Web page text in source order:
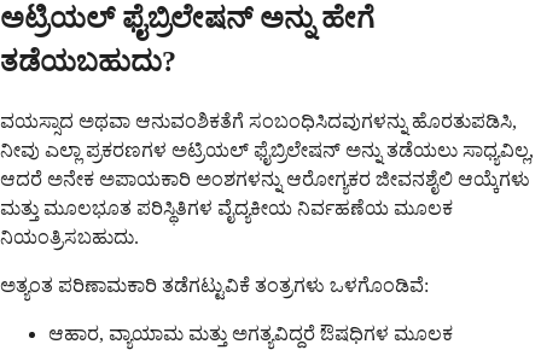
ಅಟ್ರಿಯಲ್ ಫೈಬ್ರಿಲೇಷನ್ ಅನ್ನು ಹೇಗೆ
ತಡೆಯಬಹುದು?
ವಯಸ್ಸಾದ ಅಥವಾ ಆನುವಂಶಿಕತೆಗೆ ಸಂಬಂಧಿಸಿದವುಗಳನ್ನು ಹೊರತುಪಡಿಸಿ,
ನೀವು ಎಲ್ಲಾ ಪ್ರಕರಣಗಳ ಅಟ್ರಿಯಲ್ ಫೈಬ್ರಿಲೇಷನ್ ಅನ್ನು ತಡೆಯಲು ಸಾಧ್ಯವಿಲ್ಲ,
ಆದರೆ ಅನೇಕ ಅಪಾಯಕಾರಿ ಅಂಶಗಳನ್ನು ಆರೋಗ್ಯಕರ ಜೀವನಶೈಲಿ ಆಯ್ಕೆಗಳು
ಮತ್ತು ಮೂಲಭೂತ ಪರಿಸ್ಥಿತಿಗಳ ವೈದ್ಯಕೀಯ ನಿರ್ವಹಣೆಯ ಮೂಲಕ
ನಿಯಂತ್ರಿಸಬಹುದು.
ಅತ್ಯಂತ ಪರಿಣಾಮಕಾರಿ ತಡೆಗಟ್ಟುವಿಕೆ ತಂತ್ರಗಳು ಒಳಗೊಂಡಿವೆ:
ಆಹಾರ, ವ್ಯಾಯಾಮ ಮತ್ತು ಅಗತ್ಯವಿದ್ದರೆ ಔಷಧಿಗಳ ಮೂಲಕ